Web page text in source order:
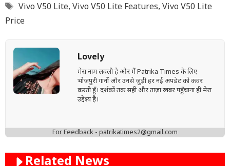
Tags
Vivo V50 Lite, Vivo V50 Lite Features, Vivo V50 Lite
Price
Lovely
मेरा नाम लवली है और मैं Patrika Times के लिए
भोजपुरी गानों और उनसे जुड़ी हर नई अपडेट को कवर
करती हूँ। दर्शकों तक सही और ताज़ा खबर पहुँचाना ही मेरा
उद्देश्य है।
For Feedback - patrikatimes2@gmail.com
Related News